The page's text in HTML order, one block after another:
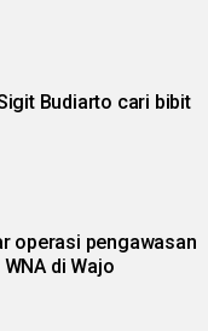
Budiarto cari bibit
operasi pengawasan
di Wajo